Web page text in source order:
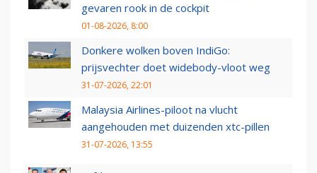
gevaren rook in de cockpit
01-08-2026, 8:00
Donkere wolken boven IndiGo:
prijsvechter doet widebody-vloot weg
31-07-2026, 22:01
Malaysia Airlines-piloot na vlucht
aangehouden met duizenden xtc-pillen
31-07-2026, 13:55